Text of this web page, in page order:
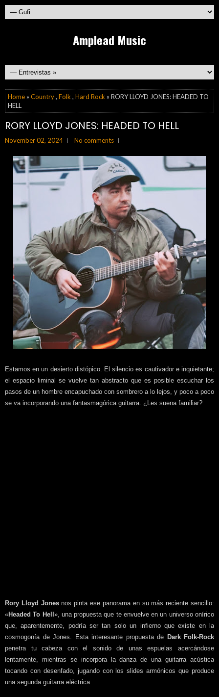
Amplead Music
Home » Country, Folk , Hard Rock » RORY LLOYD JONES: HEADED TO
HELL
RORY LLOYD JONES: HEADED TO HELL
November 02, 2024 No comments
Estamos en un desierto distópico. El silencio es cautivador e inquietante;
el espacio liminal se vuelve tan abstracto que es posible escuchar los
pasos de un hombre encapuchado con sombrero a lo lejos, y poco a poco
se va incorporando una fantasmagórica guitarra. ¿Les suena familiar?
Rory Lloyd Jonesnos pinta ese panorama en su más reciente sencillo:
«Headed To Hell », una propuesta que te envuelve en un universo onírico
que, aparentemente, podría ser tan solo un infierno que existe en la
cosmogonía de Jones. Esta interesante propuesta de Dark Folk-Rock
penetra tu cabeza con el sonido de unas espuelas acercándose
lentamente, mientras se incorpora la danza de una guitarra acústica
tocando con desenfado, jugando con los slides armónicos que produce
una segunda guitarra eléctrica.